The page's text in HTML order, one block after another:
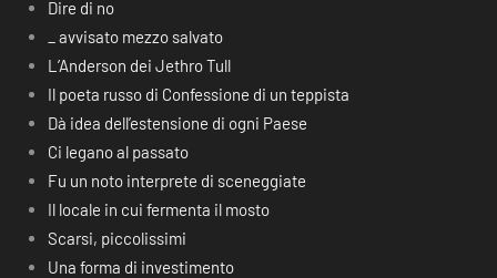
Dire di no
_ avvisato mezzo salvato
L’Anderson dei Jethro Tull
Il poeta russo di Confessione di un teppista
Dà idea dell’estensione di ogni Paese
Ci legano al passato
Fu un noto interprete di sceneggiate
Il locale in cui fermenta il mosto
Scarsi, piccolissimi
Una forma di investimento